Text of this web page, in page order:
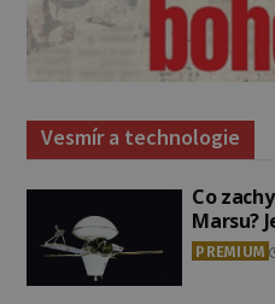
Vesmír a technologie
Co
Marsu?
PREMIUM